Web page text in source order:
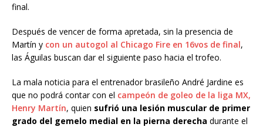
final.
Después de vencer de forma apretada, sin la presencia de
Martín y con un autogol al Chicago Fire en 16vos de final,
las Águilas buscan dar el siguiente paso hacia el trofeo.
La mala noticia para el entrenador brasileño André Jardine es
que no podrá contar con el campeón de goleo de la liga MX,
Henry Martín, quien sufrió una lesión muscular de primer
grado del gemelo medial en la pierna derecha durante el